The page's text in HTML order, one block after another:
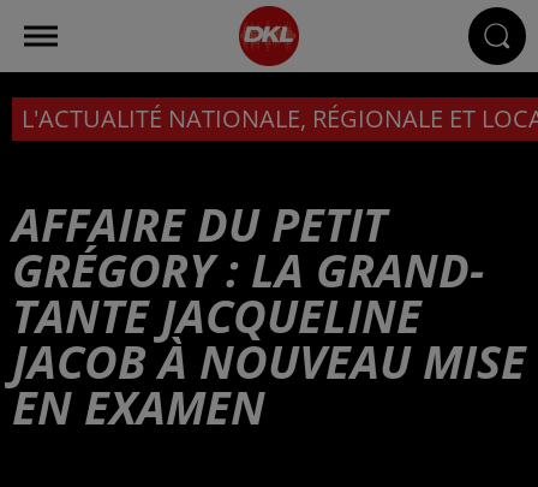
L'ACTUALITÉ NATIONALE, RÉGIONALE ET
AFFAIRE DU PETIT
GRÉGORY : LA GRAND-
TANTE JACQUELINE
JACOB À NOUVEAU MISE
EN EXAMEN